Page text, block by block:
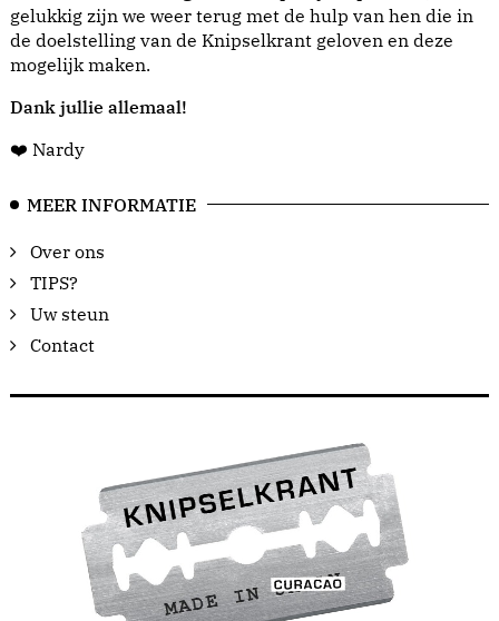
gelukkig zijn we weer terug met de hulp van hen die in
de doelstelling van de Knipselkrant geloven en deze
mogelijk maken.
Dank jullie allemaal!
❤️ Nardy
MEER INFORMATIE
Over ons
TIPS?
Uw steun
Contact